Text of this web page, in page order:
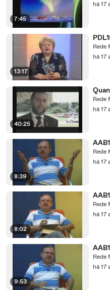
7:45
há 17
13:17
Rede
há 17
40:25
Rede
há 17
8:39
Rede
há 17
8:02
Rede
há 17
9:53
Rede
há 17